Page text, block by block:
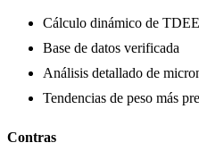
Cálculo dinámico de
Base de datos verificada
Análisis detallado de
Tendencias de peso más
Contras